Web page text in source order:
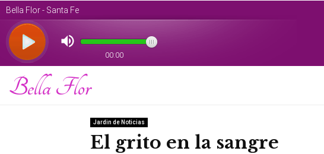
Bella Flor
Jardin de Noticias
El grito en la sangre